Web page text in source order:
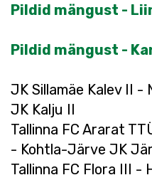
Pildid mängust -
Pildid mängust -
JK Sillamäe Kalev II -
JK Kalju II
Tallinna FC Ararat
- Kohtla-Järve JK
Tallinna FC Flora III -